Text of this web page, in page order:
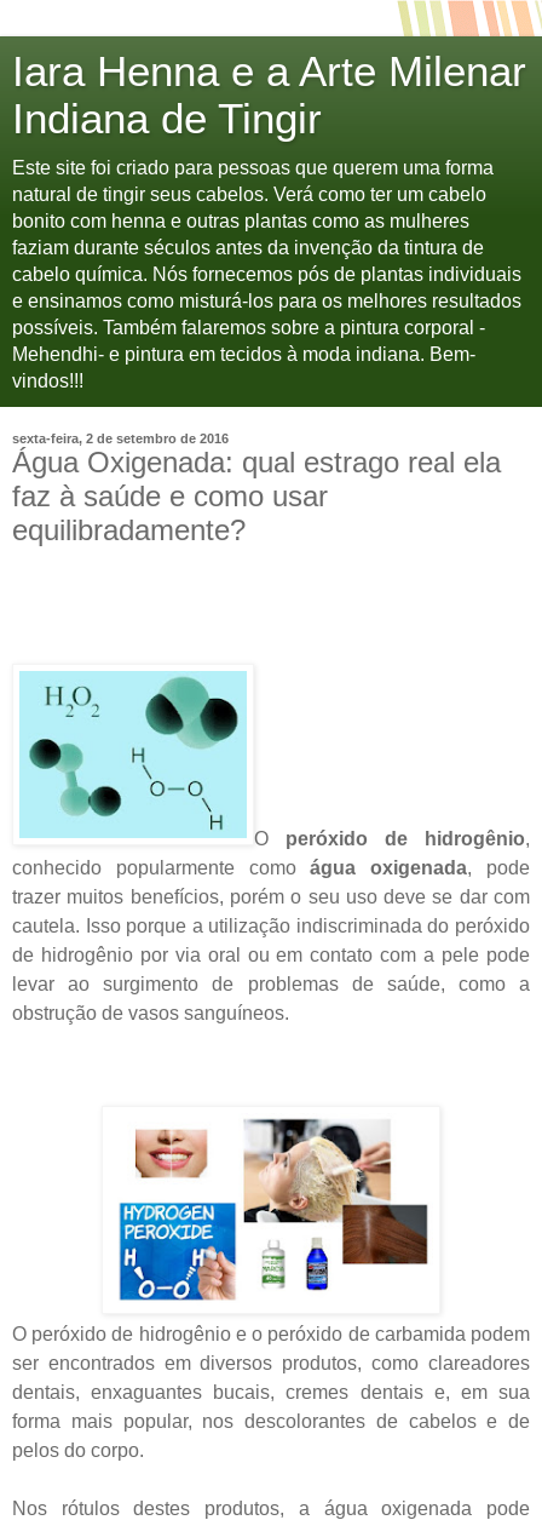
Iara Henna e a Arte Milenar
Indiana de Tingir
Este site foi criado para pessoas que querem uma forma
natural de tingir seus cabelos. Verá como ter um cabelo
bonito com henna e outras plantas como as mulheres
faziam durante séculos antes da invenção da tintura de
cabelo química. Nós fornecemos pós de plantas individuais
e ensinamos como misturá-los para os melhores resultados
possíveis. Também falaremos sobre a pintura corporal -
Mehendhi- e pintura em tecidos à moda indiana. Bem-
vindos!!!
sexta-feira, 2 de setembro de 2016
Água Oxigenada: qual estrago real ela
faz à saúde e como usar
equilibradamente?
O peróxido de hidrogênio,
conhecido popularmente comoágua oxigenada, pode
trazer muitos benefícios, porém o seu uso deve se dar com
cautela. Isso porque a utilização indiscriminada do peróxido
de hidrogênio por via oral ou em contato com a pele pode
levar ao surgimento de problemas de saúde, como a
obstrução de vasos sanguíneos.
O peróxido de hidrogênio e o peróxido de carbamida podem
ser encontrados em diversos produtos, como clareadores
dentais, enxaguantes bucais, cremes dentais e, em sua
forma mais popular, nos descolorantes de cabelos e de
pelos do corpo.
Nos rótulos destes produtos, a água oxigenada pode